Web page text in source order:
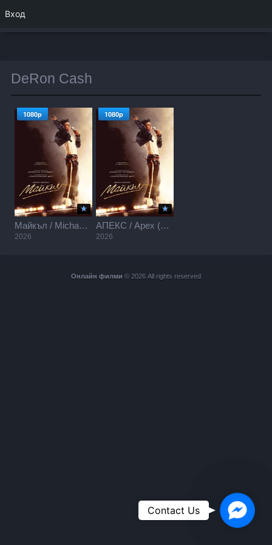
DeRon Cash
Майкъл / Michael (2026)
2026
1080p
АПЕКС / Apex (2026)
2026
1080p
Онлайн филми © 2026 All rights reserved
Вход
Contact Us